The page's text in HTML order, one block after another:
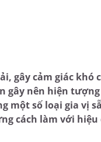
gây cảm giác khó
gây nên hiện
một số loại gia vị
cách làm với